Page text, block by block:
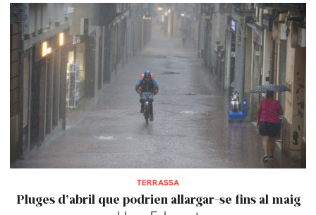
TERRASSA
Pluges d’abril que podrien allargar-se fins al maig